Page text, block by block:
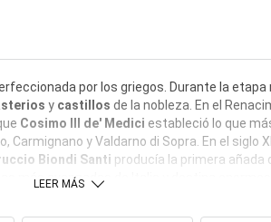
por los griegos. Durante la
y castillos de la nobleza. En el
Cosimo III de' Medici estableció lo que
y Valdarno di Sopra. En el siglo
Biondi Santi producía la primera añada
más avanzadas de Italia y destina
italiano.
LEER MÁS